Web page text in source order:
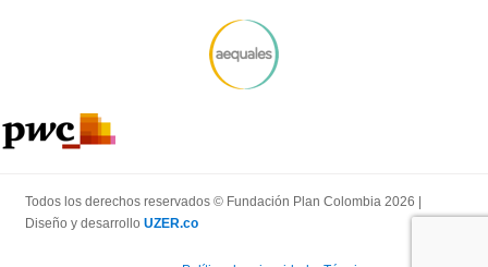
Todos los derechos reservados © Fundación Plan Colombia 2026 |
Diseño y desarrollo UZER.co